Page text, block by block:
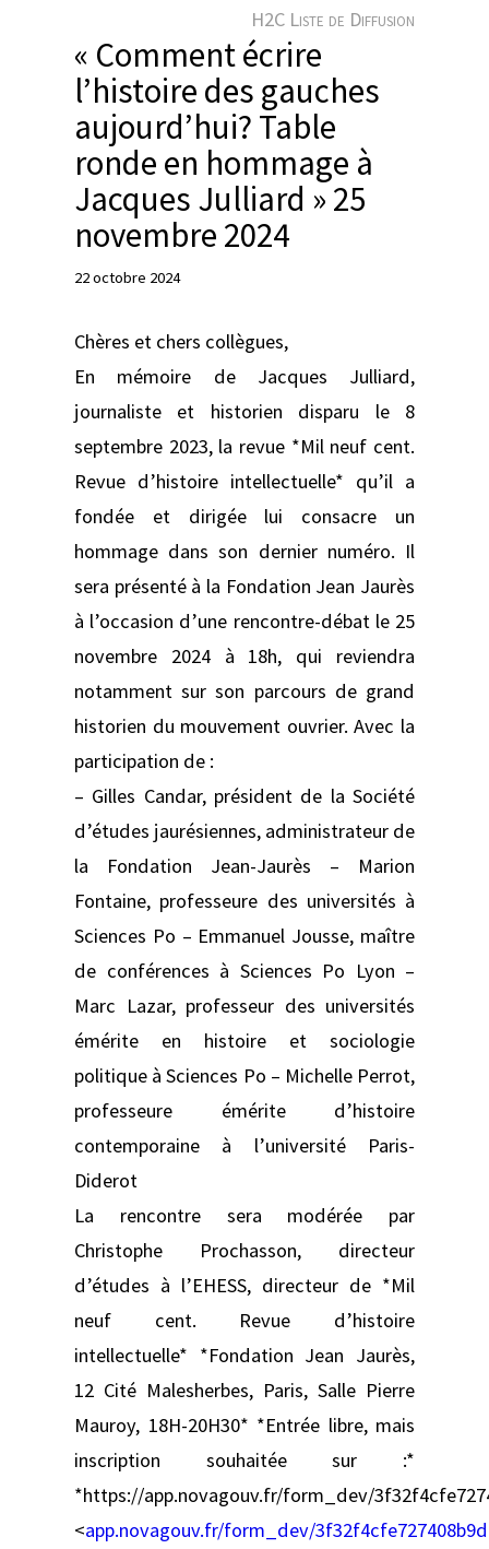
r
H2C Liste de Diffusion
« Comment écrire
l’histoire des gauches
aujourd’hui? Table
ronde en hommage à
Jacques Julliard » 25
novembre 2024
22 octobre 2024
Chères et chers collègues,
En mémoire de Jacques Julliard,
journaliste et historien disparu le 8
septembre 2023, la revue *Mil neuf cent.
Revue d’histoire intellectuelle* qu’il a
fondée et dirigée lui consacre un
hommage dans son dernier numéro. Il
sera présenté à la Fondation Jean Jaurès
à l’occasion d’une rencontre-débat le 25
novembre 2024 à 18h, qui reviendra
notamment sur son parcours de grand
historien du mouvement ouvrier. Avec la
participation de :
– Gilles Candar, président de la Société
d’études jaurésiennes, administrateur de
la Fondation Jean-Jaurès – Marion
Fontaine, professeure des universités à
Sciences Po – Emmanuel Jousse, maître
de conférences à Sciences Po Lyon –
Marc Lazar, professeur des universités
émérite en histoire et sociologie
politique à Sciences Po – Michelle Perrot,
professeure émérite d’histoire
contemporaine à l’université Paris-
Diderot
La rencontre sera modérée par
Christophe Prochasson, directeur
d’études à l’EHESS, directeur de *Mil
neuf cent. Revue d’histoire
intellectuelle* *Fondation Jean Jaurès,
12 Cité Malesherbes, Paris, Salle Pierre
Mauroy, 18H-20H30* *Entrée libre, mais
inscription souhaitée sur :*
*https://app.novagouv.fr/form_dev/
<app.novagouv.fr/form_dev/